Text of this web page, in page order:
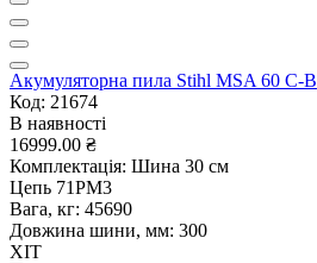
Акумуляторна пила Stihl MSA 60 C-B
Код: 21674
В наявності
16999.00 ₴
Комплектація: Шина 30 см
Цепь 71PM3
Вага, кг: 45690
Довжина шини, мм: 300
ХІТ